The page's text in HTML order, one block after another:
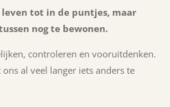
leven tot in de puntjes, maar
nog te bewonen.
controleren en vooruitdenken.
​ons al veel langer iets anders te